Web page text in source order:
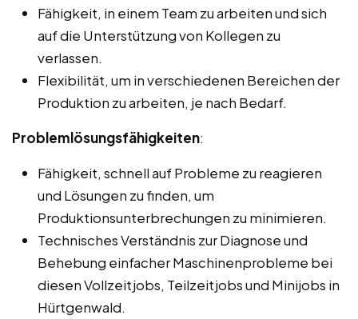
Fähigkeit, in einem Team zu arbeiten und sich
auf die Unterstützung von Kollegen zu
verlassen.
Flexibilität, um in verschiedenen Bereichen der
Produktion zu arbeiten, je nach Bedarf.
Problemlösungsfähigkeiten:
Fähigkeit, schnell auf Probleme zu reagieren
und Lösungen zu finden, um
Produktionsunterbrechungen zu minimieren.
Technisches Verständnis zur Diagnose und
Behebung einfacher Maschinenprobleme bei
diesen Vollzeitjobs, Teilzeitjobs und Minijobs in
Hürtgenwald.